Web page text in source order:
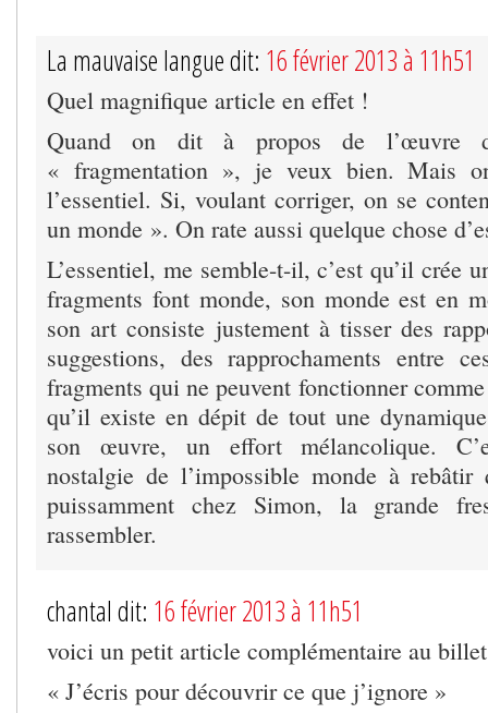
La mauvaise langue dit: 16 février 2013 à 11h51
Quel magnifique article en effet !
Quand on dit à propos de l’œuvre
« fragmentation », je veux bien. Mais
l’essentiel. Si, voulant corriger, on se
un monde ». On rate aussi quelque chose
L’essentiel, me semble-t-il, c’est qu’il crée
fragments font monde, son monde est en
son art consiste justement à tisser des
suggestions, des rapprochaments entre
fragments qui ne peuvent fonctionner
qu’il existe en dépit de tout une
son œuvre, un effort mélancolique.
nostalgie de l’impossible monde à
puissamment chez Simon, la grande
rassembler.
chantal dit: 16 février 2013 à 11h51
voici un petit article complémentaire au
« J’écris pour découvrir ce que j’ignore »